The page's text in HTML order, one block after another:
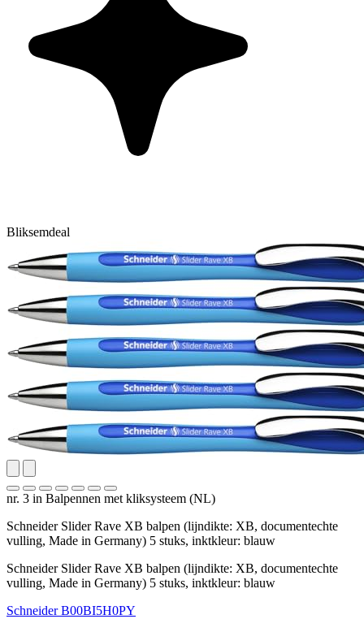
Bliksemdeal
nr. 3 in Balpennen met kliksysteem (NL)
Schneider Slider Rave XB balpen (lijndikte: XB, documentechte
vulling, Made in Germany) 5 stuks, inktkleur: blauw
Schneider Slider Rave XB balpen (lijndikte: XB, documentechte
vulling, Made in Germany) 5 stuks, inktkleur: blauw
SchneiderB00BI5H0PY